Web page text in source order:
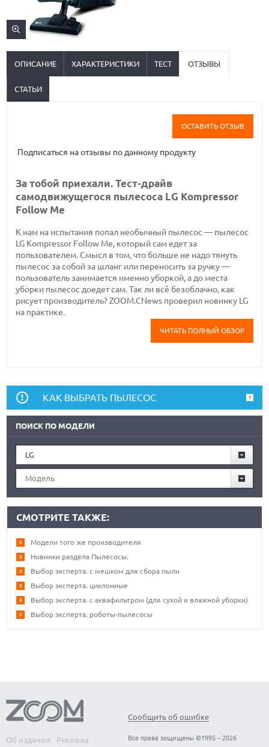
ОПИСАНИЕ ХАРАКТЕРИСТИКИ ТЕСТ ОТЗЫВЫ
СТАТЬИ
ОСТАВИТЬ ОТЗЫВ
Подписаться на отзывы по данному продукту
За тобой приехали. Тест-драйв
самодвижущегося пылесоса LG Kompressor
Follow Me
К нам на испытания попал необычный пылесос — пылесос
LG Kompressor Follow Me, который сам едет за
пользователем. Смысл в том, что больше не надо тянуть
пылесос за собой за шланг или переносить за ручку —
пользователь занимается именно уборкой, а до места
уборки пылесос доедет сам. Так ли всё безоблачно, как
рисует производитель? ZOOM.CNews проверил новинку LG
на практике.
ЧИТАТЬ ПОЛНЫЙ ОБЗОР
КАК ВЫБРАТЬ ПЫЛЕСОС
ПОИСК ПО МОДЕЛИ
LG
Модель
СМОТРИТЕ ТАКЖЕ:
Модели того же производителя
Новинки раздела Пылесосы.
Выбор эксперта. с мешком для сбора пыли
Выбор эксперта. циклонные
Выбор эксперта. с аквафильтром (для сухой и влажной уборки)
Выбор эксперта. роботы-пылесосы
Об издании
Реклама
Сообщить об ошибке
Все права защищены ©1995 – 2026